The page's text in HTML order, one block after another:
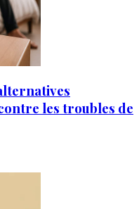
les troubles de